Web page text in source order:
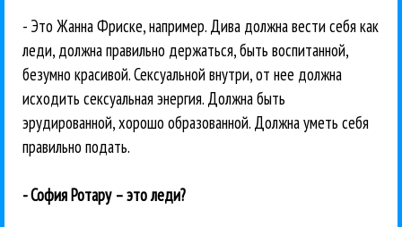
- Это Жанна Фриске, например. Дива должна вести себя как
леди, должна правильно держатьcя, быть воспитанной,
безумно красивой. Сексуальной внутри, от нее должна
исходить сексуальная энергия. Должна быть
эрудированной, хорошо образованной. Должна уметь себя
правильно подать.
- София Ротару – это леди?